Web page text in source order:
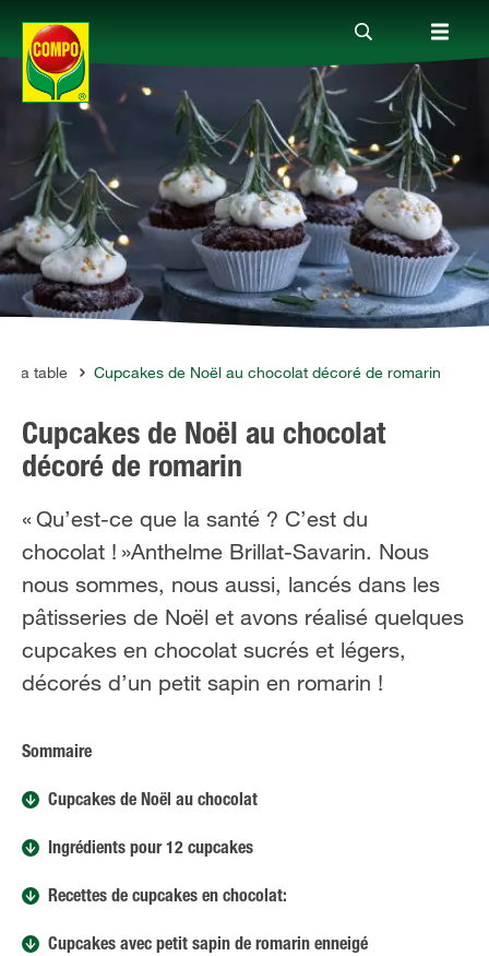
Produits
Conseil
Thèmes
Service
Qui sommes-nous?
à la table Cupcakes de Noël au chocolat décoré de romarin
Cupcakes de Noël au chocolat
décoré de romarin
« Qu’est-ce que la santé ? C’est du
chocolat ! »Anthelme Brillat-Savarin. Nous
nous sommes, nous aussi, lancés dans les
pâtisseries de Noël et avons réalisé quelques
cupcakes en chocolat sucrés et légers,
décorés d’un petit sapin en romarin !
Sommaire
Cupcakes de Noël au chocolat
Ingrédients pour 12 cupcakes
Recettes de cupcakes en chocolat:
Cupcakes avec petit sapin de romarin enneigé